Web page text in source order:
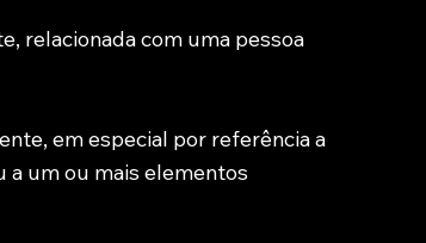
relacionada com uma pessoa
em especial por referência a
um ou mais elementos